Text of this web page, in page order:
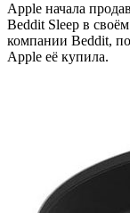
Apple начала
Beddit Sleep в
компании Beddit,
Apple её купила.